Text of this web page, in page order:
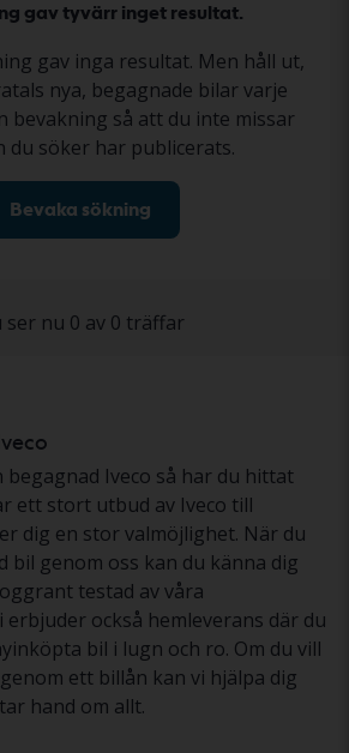
gav tyvärr inget resultat.
gav inga resultat. Men håll ut,
nya, begagnade bilar varje
bevakning så att du inte missar
du söker har publicerats.
Bevaka sökning
ser nu 0 av 0 träffar
begagnad Iveco så har du hittat
ett stort utbud av Iveco till
dig en stor valmöjlighet. När du
bil genom oss kan du känna dig
testad av våra
också hemleverans där du
bil i lugn och ro. Om du vill
ett billån kan vi hjälpa dig
hand om allt.